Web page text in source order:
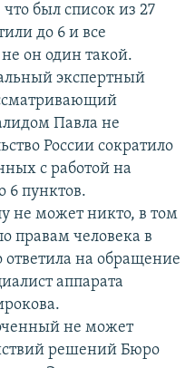
был список из 27
до 6 и все
он один такой.
экспертный
Павла не
России сократило
с работой на
6 пунктов.
не может никто, в том
правам человека в
ответила на обращение
аппарата
не может
решений Бюро